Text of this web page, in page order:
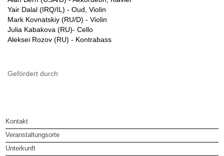
Yair Dalal (IRQ/IL) - Oud, Violin
Mark Kovnatskiy (RU/D) - Violin
Julia Kabakova (RU)- Cello
Aleksei Rozov (RU) - Kontrabass
Gefördert durch
Kontakt
Veranstaltungsorte
Unterkunft